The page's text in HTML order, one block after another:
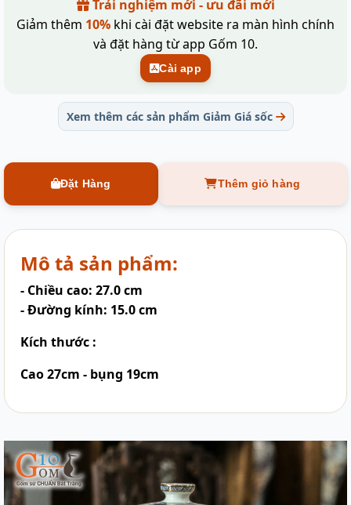
Trải nghiệm mới - ưu đãi mới
Giảm thêm 10% khi cài đặt website ra màn hình chính
và đặt hàng từ app Gốm 10.
Cài app
Xem thêm các sản phẩm Giảm Giá sốc
Đặt Hàng Thêm giỏ hàng
Mô tả sản phẩm:
- Chiều cao: 27.0 cm
- Đường kính: 15.0 cm
Kích thước :
Cao 27cm - bụng 19cm